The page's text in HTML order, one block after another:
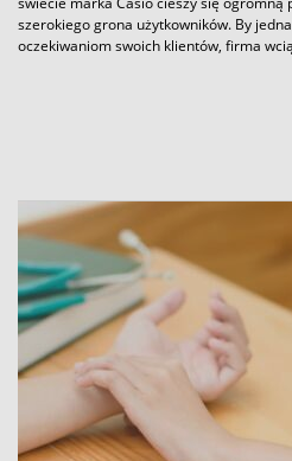
szerokiego grona użytkowników. By
oczekiwaniom swoich klientów, firma